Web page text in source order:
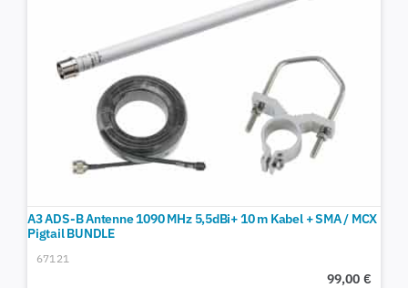
A3 ADS-B Antenne 1090 MHz 5,5dBi+ 10 m Kabel + SMA / MCX
Pigtail BUNDLE
67121
99,00 €